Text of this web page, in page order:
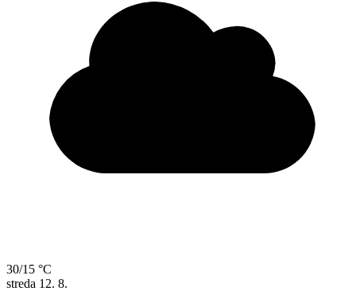
30/15 °C
streda 12. 8.